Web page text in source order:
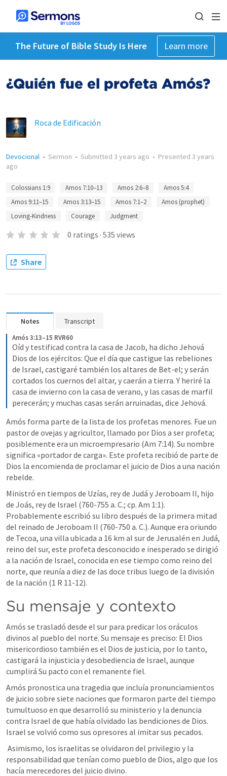
The Future of Bible Study Is Here Learn more
¿Quién fue el profeta Amós?
Roca de Edificación
Devocional • Sermon • Submitted 3 years ago • Presented 3 years
ago
Colossians 1:9 Amos 7:10–13 Amos 2:6–8
Amos 5:4
Amos 9:11–15
Amos 3:13–15 Amos 7:1–2
Amos (prophet)
Loving-Kindness
Courage Judgment
0 ratings · 535 views
Share
Notes Transcript
Amós 3:13–15 RVR60
Oíd y testificad contra la casa de Jacob, ha dicho Jehová
Dios de los ejércitos: Que el día que castigue las rebeliones
de Israel, castigaré también los altares de Bet-el; y serán
cortados los cuernos del altar, y caerán a tierra. Y heriré la
casa de invierno con la casa de verano, y las casas de marfil
perecerán; y muchas casas serán arruinadas, dice Jehová.
Amós forma parte de la lista de los profetas menores. Fue un
pastor de ovejas y agricultor, llamado por Dios a ser profeta;
posiblemente era un microempresario (Am 7:14). Su nombre
significa «portador de carga». Este profeta recibió de parte de
Dios la encomienda de proclamar el juicio de Dios a una nación
rebelde.
Ministró en tiempos de Uzías, rey de Judá y Jeroboam II, hijo
de Joás, rey de Israel (760-755 a. C.; cp. Am 1:1).
Probablemente escribió su libro después de la primera mitad
del reinado de Jeroboam II (760-750 a. C.). Aunque era oriundo
de Tecoa, una villa ubicada a 16 km al sur de Jerusalén en Judá,
reino del sur, este profeta desconocido e inesperado se dirigió
a la nación de Israel, conocida en ese tiempo como reino del
norte, que reunía a diez de las doce tribus luego de la división
de la nación (1 R 11-12).
Su mensaje y contexto
Amós se trasladó desde el sur para predicar los oráculos
divinos al pueblo del norte. Su mensaje es preciso: El Dios
misericordioso también es el Dios de justicia, por lo tanto,
castigará la injusticia y desobediencia de Israel, aunque
cumplirá Su pacto con el remanente fiel.
Amós pronostica una tragedia que incluía pronunciamientos
de juicio sobre siete naciones que formaron parte del tiempo
tumultuoso en que desarrolló su ministerio y la denuncia
contra Israel de que había olvidado las bendiciones de Dios.
Israel se volvió como sus opresores al imitar sus pecados.
responsabilidad que tenían como pueblo de Dios, algo que los
hacía merecedores del juicio divino.